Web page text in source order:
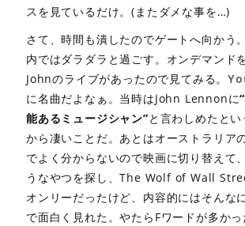
スを見ているだけ。(またダメな事を…)
さて、時間も潰したのでゲートへ向かう
内ではダラダラと過ごす。オンデマンド
Johnのライブがあったので見てみる。
に名曲だよなぁ。当時はJohn Lennonに
能あるミュージシャン”と言わしめたと
から凄いことだ。あとはオーストラリア
でよく分からないので映画に切り替えて
うなやつを探し、The Wolf of Wall
オンリーだったけど、内容的にはそんな
で面白く見れた。やたらFワードが多か